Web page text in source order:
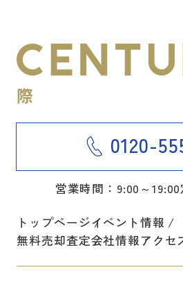
0120-
営業時間：9:00～19:00
トップページイベント情報
無料売却査定会社情報アクセ